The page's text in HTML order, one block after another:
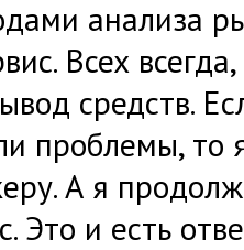
анализа
Всех
средств.
проблемы, то
А я
Это и есть